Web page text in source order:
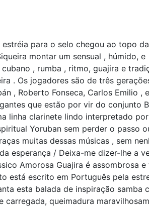
para o selo chegou ao topo
montar um sensual , húmido, e
, rumba , ritmo, guajira e
. Os jogadores são de três
, Roberto Fonseca, Carlos Emilio ,
que estão por vir do conjunto
linha clarinete lindo interpretado
Yoruban sem perder o passo
muitas dessas músicas , sem
esperança / Deixa-me dizer-lhe a
Amorosa Guajira é assombrosa e
está escrito em Português pela
esta balada de inspiração samba
queimadura